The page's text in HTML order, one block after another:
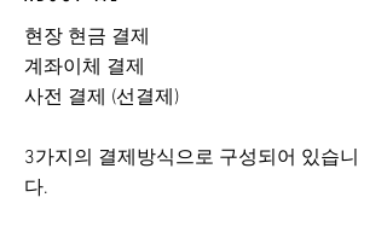
현장 현금 결제
계좌이체 결제
사전 결제 (선결제)
​3가지의 결제방식으로 구성되어 있습니
다.